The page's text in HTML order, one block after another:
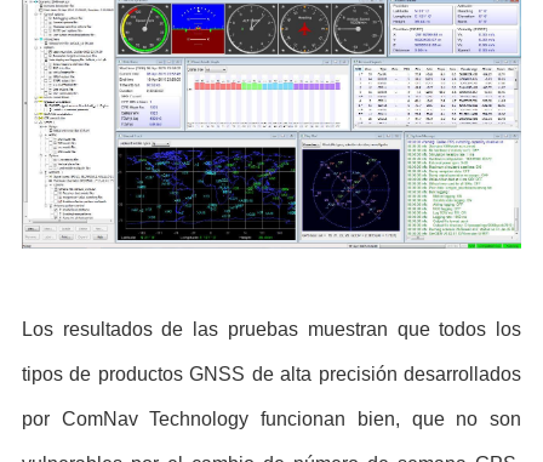
Los resultados de las pruebas muestran que todos los
tipos de productos GNSS de alta precisión desarrollados
por ComNav Technology funcionan bien, que no son